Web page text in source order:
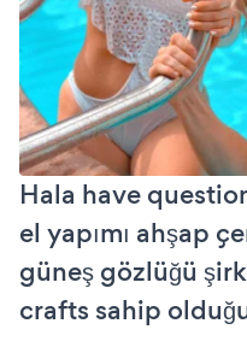
Hala have
el yapımı ahşap
güneş gözlüğü
crafts sahip